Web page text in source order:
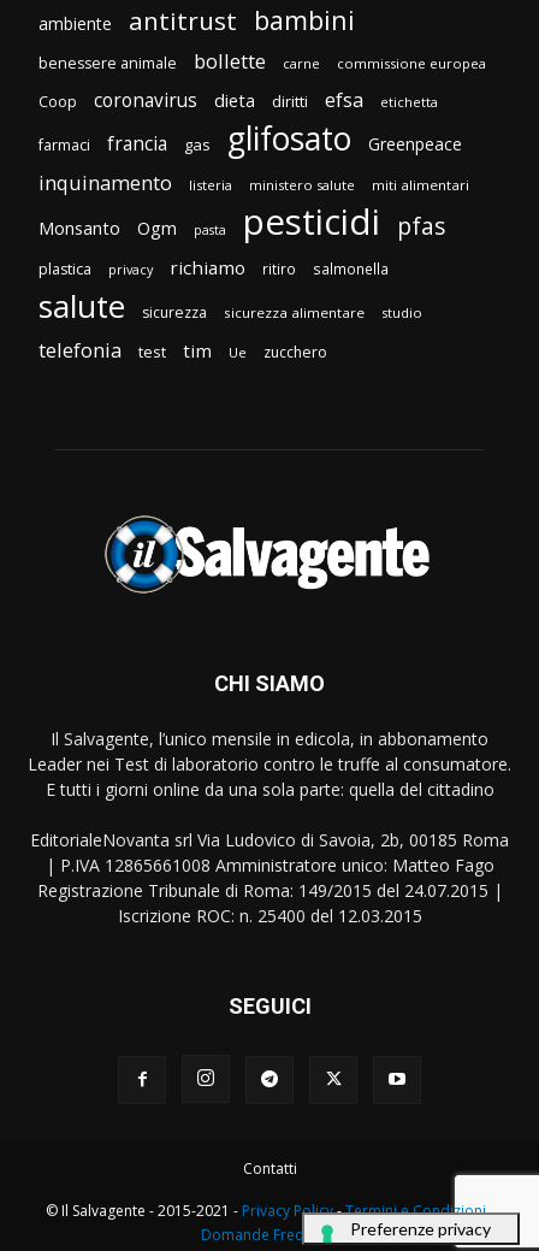
ambiente antitrust bambini
benessere animale bollette carne commissione europea
Coop coronavirus dieta diritti efsa etichetta
farmaci francia gas glifosato Greenpeace
inquinamento listeria ministero salute miti alimentari
Monsanto Ogm pasta pesticidi pfas
plastica privacy richiamo ritiro salmonella
salute sicurezza sicurezza alimentare studio
telefonia test tim Ue zucchero
CHI SIAMO
Il Salvagente, l’unico mensile in edicola, in abbonamento
Leader nei Test di laboratorio contro le truffe al consumatore.
E tutti i giorni online da una sola parte: quella del cittadino
EditorialeNovanta srl Via Ludovico di Savoia, 2b, 00185 Roma
| P.IVA 12865661008 Amministratore unico: Matteo Fago
Registrazione Tribunale di Roma: 149/2015 del 24.07.2015 |
Iscrizione ROC: n. 25400 del 12.03.2015
SEGUICI
Contatti
© Il Salvagente - 2015-2021 - Privacy Policy-Termini e Condizioni-
Domande Frequenti